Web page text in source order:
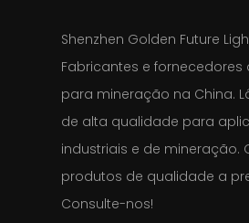
Shenzhen Golden Future
Fabricantes e
para mineração na China.
de alta qualidade para
industriais e de mineração.
produtos de qualidade a
Consulte-nos!